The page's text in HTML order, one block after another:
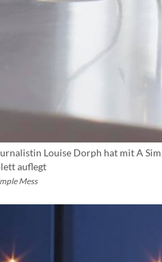
Louise Dorph hat mit A
auflegt
Mess